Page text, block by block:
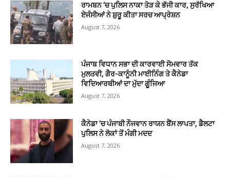
ਰਾਮਬਨ ’ਚ ਪੁਲਿਸ ਨਾਕਾ ਤੋੜ ਕੇ ਭੱਜੀ ਕਾਰ, ਸੁਰੱਖਿਆ
ਏਜੰਸੀਆਂ ਨੇ ਸ਼ੁਰੂ ਕੀਤਾ ਸਰਚ ਆਪ੍ਰੇਸ਼ਨ
August 7, 2026
ਪੰਜਾਬ ਵਿਧਾਨ ਸਭਾ ਦੀ ਕਾਰਵਾਈ ਸੋਮਵਾਰ ਤੱਕ
ਮੁਲਤਵੀ, ਗੈਰ-ਕਾਨੂੰਨੀ ਮਾਈਨਿੰਗ ਤੇ ਕੈਨੇਡਾ
ਵਿਦਿਆਰਥੀਆਂ ਦਾ ਮੁੱਦਾ ਗੂੰਜਿਆ
August 7, 2026
ਕੈਨੇਡਾ ’ਚ ਪੰਜਾਬੀ ਨੌਜਵਾਨ ਰਾਯਨ ਬੈਂਸ ਲਾਪਤਾ, ਡੈਲਟਾ
ਪੁਲਿਸ ਨੇ ਲੋਕਾਂ ਤੋਂ ਮੰਗੀ ਮਦਦ
August 7, 2026